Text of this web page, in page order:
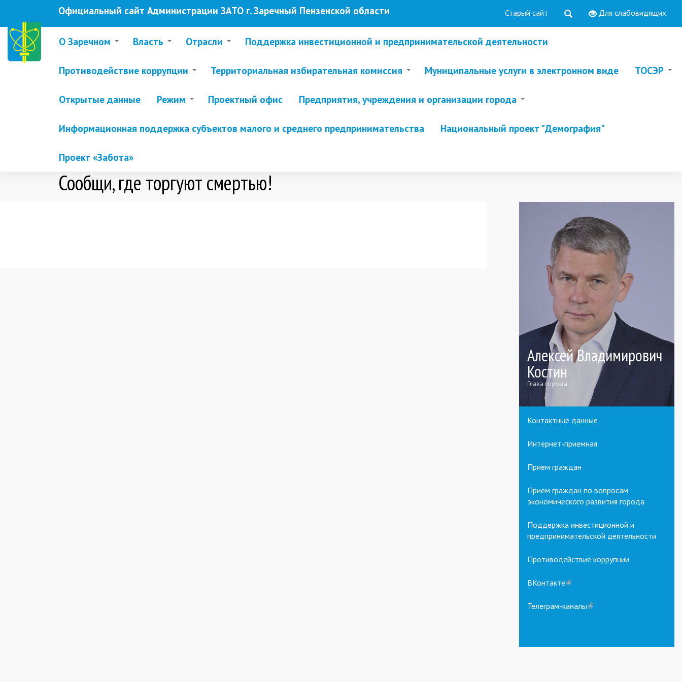
основному
содержанию
Официальный сайт Администрации ЗАТО г. Заречный Пензенской области Старый сайт Для слабовидящих
О Заречном Власть Отрасли Поддержка инвестиционной и предпринимательской деятельности
Противодействие коррупции Территориальная избирательная комиссия Муниципальные услуги в электронном виде ТОСЭР
Открытые данные Режим Проектный офис Предприятия, учреждения и организации города
Информационная поддержка субъектов малого и среднего предпринимательства Национальный проект "Демография"
Проект «Забота»
Сообщи, где торгуют смертью!
Алексей Владимирович
Костин
Глава города
Контактные данные
Интернет-приемная
Прием граждан
Прием граждан по вопросам
экономического развития города
Поддержка инвестиционной и
предпринимательской деятельности
Противодействие коррупции
ВКонтакте(link
external)
Телеграм-каналы(link